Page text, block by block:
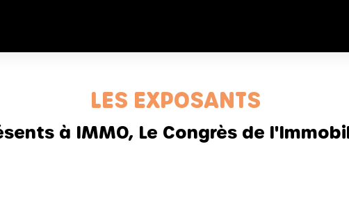
LES EXPOSANTS
à IMMO, Le Congrès de